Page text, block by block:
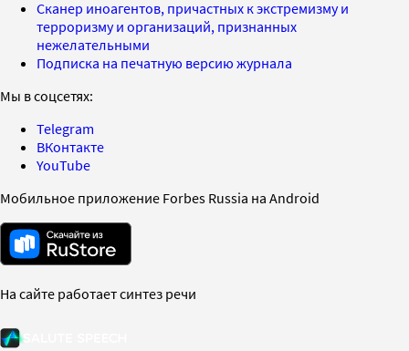
Сканер иноагентов, причастных к экстремизму и
терроризму и организаций, признанных
нежелательными
Подписка на печатную версию журнала
Мы в соцсетях:
Telegram
ВКонтакте
YouTube
Мобильное приложение Forbes Russia на Android
На сайте работает синтез речи